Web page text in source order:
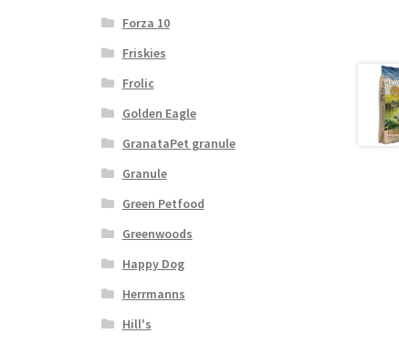
Forza 10
Friskies
Frolic
Golden Eagle
GranataPet granule
Granule
Green Petfood
Greenwoods
Happy Dog
Herrmanns
Hill's